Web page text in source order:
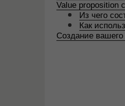
Value proposition
Из чего
Как
Создание вашего